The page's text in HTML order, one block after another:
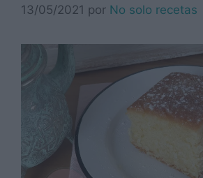
13/05/2021 por No solo recetas